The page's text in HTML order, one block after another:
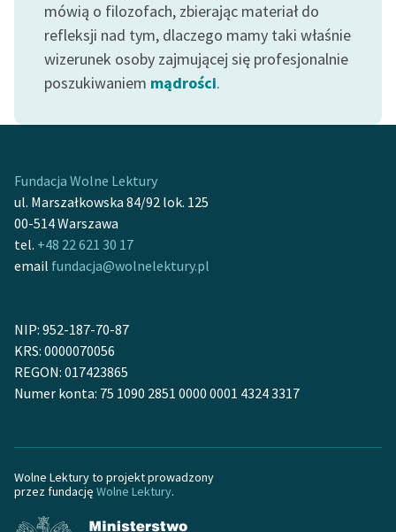
niepełnosprawnościami
Feministyczne inspiracje.
Popularyzacja
skandynawskiej literatury
Kolekcje edukacyjne
twórców przechodzących
do domeny publicznej,
lektur szkolnych oraz
Starego Testamentu
Szkoła Poezji Wolnych
Lektur
O nas
O projekcie
Zespół
mówią o filozofach, zbierając materiał do
refleksji nad tym, dlaczego mamy taki właśnie
wizerunek osoby zajmującej się profesjonalnie
poszukiwaniem mądrości.
Fundacja Wolne Lektury
ul. Marszałkowska 84/92 lok. 125
00-514 Warszawa
tel. +48 22 621 30 17
email fundacja@wolnelektury.pl
NIP: 952-187-70-87
KRS: 0000070056
REGON: 017423865
Numer konta: 75 1090 2851 0000 0001 4324 3317
Wolne Lektury to projekt prowadzony
przez fundację Wolne Lektury.